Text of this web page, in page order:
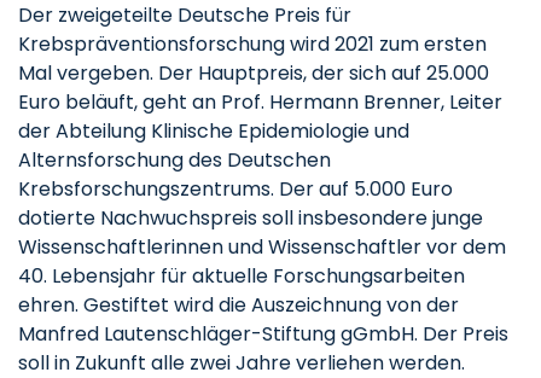
Der zweigeteilte Deutsche Preis für
Krebspräventionsforschung wird 2021 zum ersten
Mal vergeben. Der Hauptpreis, der sich auf 25.000
Euro beläuft, geht an Prof. Hermann Brenner, Leiter
der Abteilung Klinische Epidemiologie und
Alternsforschung des Deutschen
Krebsforschungszentrums. Der auf 5.000 Euro
dotierte Nachwuchspreis soll insbesondere junge
Wissenschaftlerinnen und Wissenschaftler vor dem
40. Lebensjahr für aktuelle Forschungsarbeiten
ehren. Gestiftet wird die Auszeichnung von der
Manfred Lautenschläger-Stiftung gGmbH. Der Preis
soll in Zukunft alle zwei Jahre verliehen werden.